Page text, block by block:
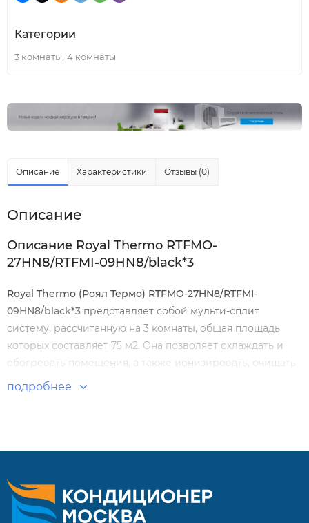
Категории
3 комнаты, 4 комнаты
Описание Характеристики Отзывы (0)
Описание
Описание Royal Thermo RTFMO-
27HN8/RTFMI-09HN8/black*3
Royal Thermo (Роял Термо) RTFMO-27HN8/RTFMI-
09HN8/black*3 представляет собой мульти-сплит
систему, рассчитанную на 3 комнаты, общая площадь
которых составляет 75 м2. Она позволяет охлаждать и
обогревать помещения, а также ионизировать, очищать
и осушать воздух. Отличается экономным
Автоматические вертикальные и горизонтальные
жалюзи
подробнее